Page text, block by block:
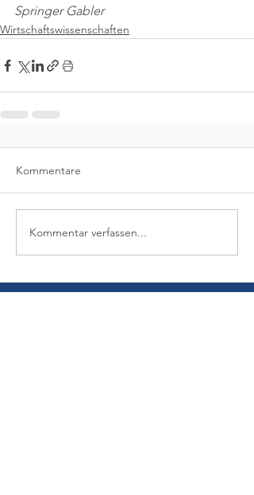
Springer Gabler
Wirtschaftswissenschaften
Kommentare
Kommentar verfassen...